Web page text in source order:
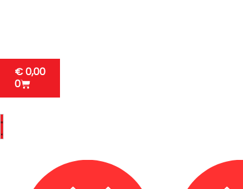
€0,00
0